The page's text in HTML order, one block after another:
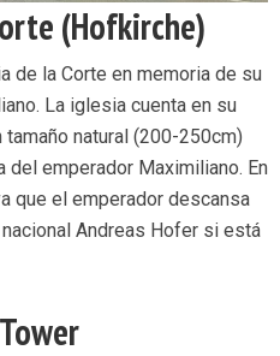
(Hofkirche)
de la Corte en memoria de su
La iglesia cuenta en su
natural (200-250cm)
del emperador Maximiliano. En
que el emperador descansa
Andreas Hofer si está